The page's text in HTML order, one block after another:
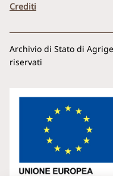
Crediti
Archivio di Stato di
riservati